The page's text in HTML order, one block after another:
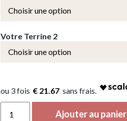
Votre Terrine 2
€ 21.67
Ajouter au panier